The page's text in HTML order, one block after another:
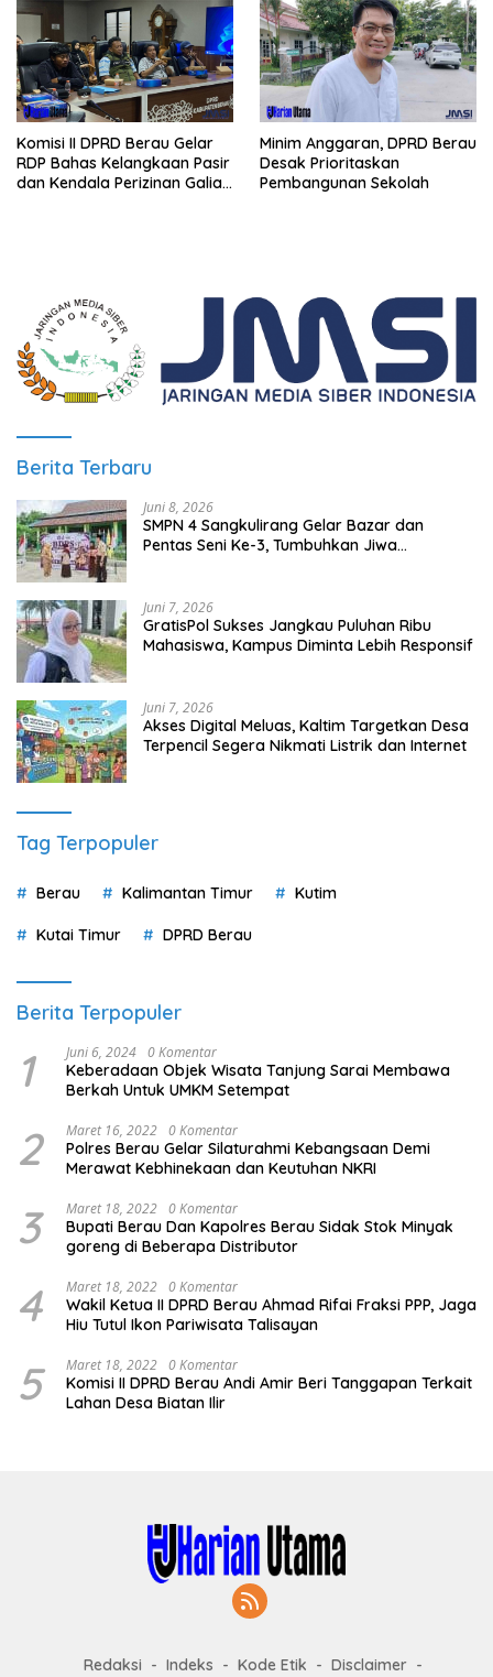
Komisi II DPRD Berau Gelar
RDP Bahas Kelangkaan Pasir
dan Kendala Perizinan Galian
Minim Anggaran, DPRD Berau
Desak Prioritaskan
Pembangunan Sekolah
Berita Terbaru
Juni 8, 2026
SMPN 4 Sangkulirang Gelar Bazar dan
Pentas Seni Ke-3, Tumbuhkan Jiwa
Juni 7, 2026
GratisPol Sukses Jangkau Puluhan Ribu
Mahasiswa, Kampus Diminta Lebih Responsif
Juni 7, 2026
Akses Digital Meluas, Kaltim Targetkan Desa
Terpencil Segera Nikmati Listrik dan Internet
Tag Terpopuler
Berau Kalimantan Timur Kutim
Kutai Timur DPRD Berau
Berita Terpopuler
1 Juni 6, 2024 0 Komentar
Keberadaan Objek Wisata Tanjung Sarai Membawa
Berkah Untuk UMKM Setempat
2 Maret 16, 2022 0 Komentar
Polres Berau Gelar Silaturahmi Kebangsaan Demi
Merawat Kebhinekaan dan Keutuhan NKRI
3 Maret 18, 2022 0 Komentar
Bupati Berau Dan Kapolres Berau Sidak Stok Minyak
goreng di Beberapa Distributor
4 Maret 18, 2022 0 Komentar
Wakil Ketua II DPRD Berau Ahmad Rifai Fraksi PPP, Jaga
Hiu Tutul Ikon Pariwisata Talisayan
5 Maret 18, 2022 0 Komentar
Komisi II DPRD Berau Andi Amir Beri Tanggapan Terkait
Lahan Desa Biatan Ilir
Redaksi Indeks Kode Etik Disclaimer